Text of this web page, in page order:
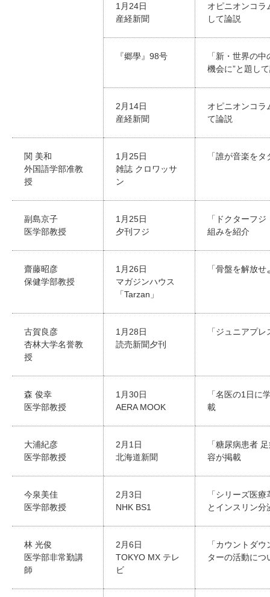
1月24日
産経新聞
オピニオンコラ
して論説
『郷學』98号
「新・世界の
機会に”と題し
2月14日
産経新聞
オピニオンコラ
て論説
関 美和
外国語学部准教
授
1月25日
雑誌 クロワッサ
ン
「誰が音楽を
副島京子
医学部教授
1月25日
夕刊フジ
「ドクターフ
組みを紹介
齋藤昭彦
保健学部教授
1月26日
マガジンハウス
「Tarzan」
「骨盤を解放
古賀良彦
杏林大学名誉教
授
1月28日
読売新聞夕刊
「ジュニアプ
森 俊幸
医学部教授
1月30日
AERA MOOK
「名医の1日に
載
大浦紀彦
医学部教授
2月1日
北海道新聞
「糖尿病患者
容が掲載
今泉美佳
医学部教授
2月3日
NHK BS1
「シリーズ医
とインスリン分
林 光俊
医学部非常勤講
師
2月6日
TOKYO MX テレ
ビ
「カウントダ
ターの活動に